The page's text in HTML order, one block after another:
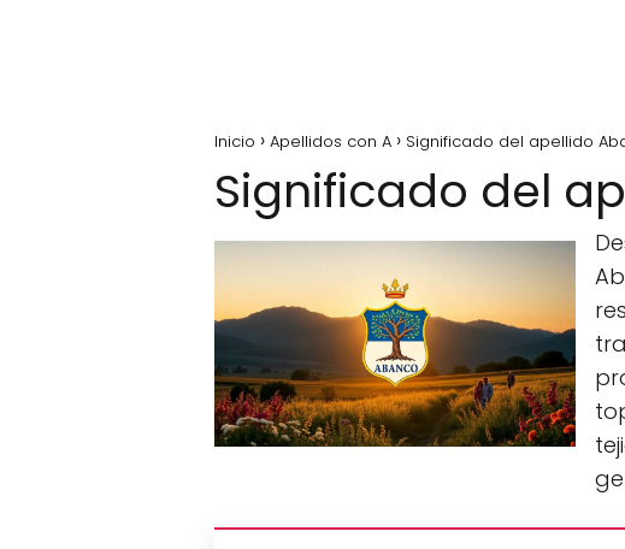
Inicio Apellidos con A Significado del apellido
Significado del